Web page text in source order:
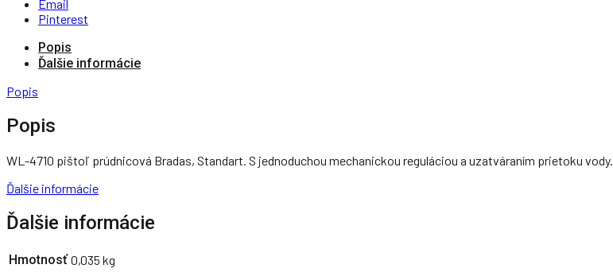
Email
Pinterest
Popis
Ďalšie informácie
Popis
Popis
WL-4710 pištoľ prúdnicová Bradas, Standart. S jednoduchou mechanickou reguláciou a uzatváraním prietoku vody.
Ďalšie informácie
Ďalšie informácie
Hmotnosť 0,035 kg